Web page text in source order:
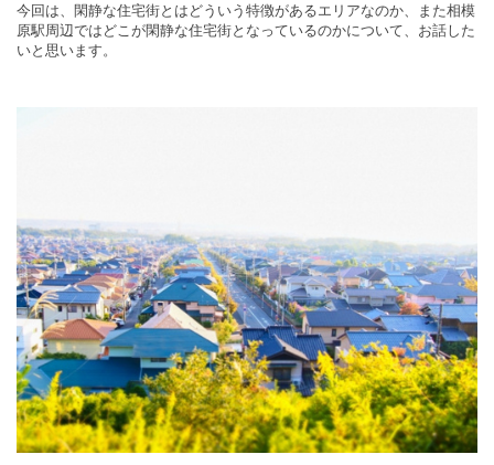
今回は、閑静な住宅街とはどういう特徴があるエリアなのか、また相模
原駅周辺ではどこが閑静な住宅街となっているのかについて、お話した
いと思います。